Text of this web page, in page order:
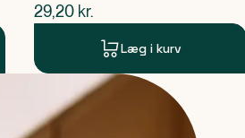
$nuværende pris
29,20 kr.
Læg i kurv